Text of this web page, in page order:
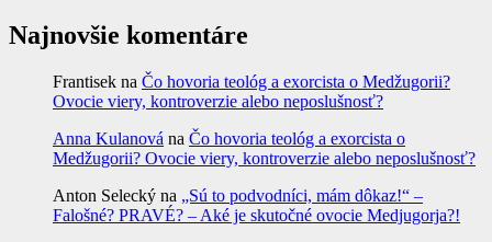
Najnovšie komentáre
Frantisek na Čo hovoria teológ a exorcista o Medžugorii?
Ovocie viery, kontroverzie alebo neposlušnosť?
Anna Kulanová na Čo hovoria teológ a exorcista o
Medžugorii? Ovocie viery, kontroverzie alebo neposlušnosť?
Anton Selecký na „Sú to podvodníci, mám dôkaz!“ –
Falošné? PRAVÉ? – Aké je skutočné ovocie Medjugorja?!